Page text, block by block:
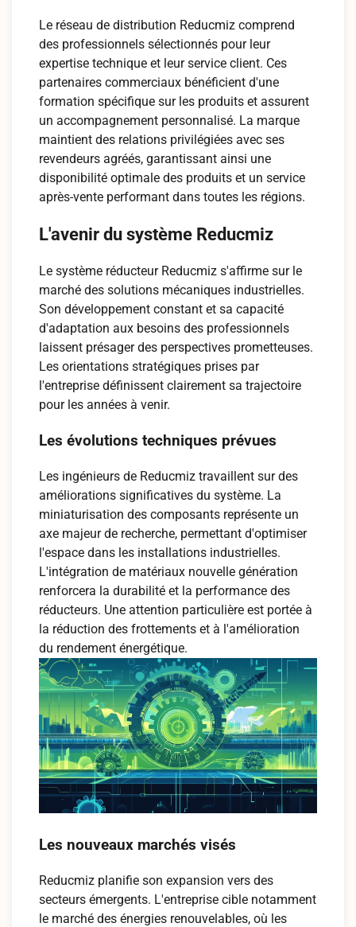
Le réseau de distribution Reducmiz comprend
des professionnels sélectionnés pour leur
expertise technique et leur service client. Ces
partenaires commerciaux bénéficient d'une
formation spécifique sur les produits et assurent
un accompagnement personnalisé. La marque
maintient des relations privilégiées avec ses
revendeurs agréés, garantissant ainsi une
disponibilité optimale des produits et un service
après-vente performant dans toutes les régions.
L'avenir du système Reducmiz
Le système réducteur Reducmiz s'affirme sur le
marché des solutions mécaniques industrielles.
Son développement constant et sa capacité
d'adaptation aux besoins des professionnels
laissent présager des perspectives prometteuses.
Les orientations stratégiques prises par
l'entreprise définissent clairement sa trajectoire
pour les années à venir.
Les évolutions techniques prévues
Les ingénieurs de Reducmiz travaillent sur des
améliorations significatives du système. La
miniaturisation des composants représente un
axe majeur de recherche, permettant d'optimiser
l'espace dans les installations industrielles.
L'intégration de matériaux nouvelle génération
renforcera la durabilité et la performance des
réducteurs. Une attention particulière est portée à
la réduction des frottements et à l'amélioration
du rendement énergétique.
Les nouveaux marchés visés
Reducmiz planifie son expansion vers des
secteurs émergents. L'entreprise cible notamment
le marché des énergies renouvelables, où les